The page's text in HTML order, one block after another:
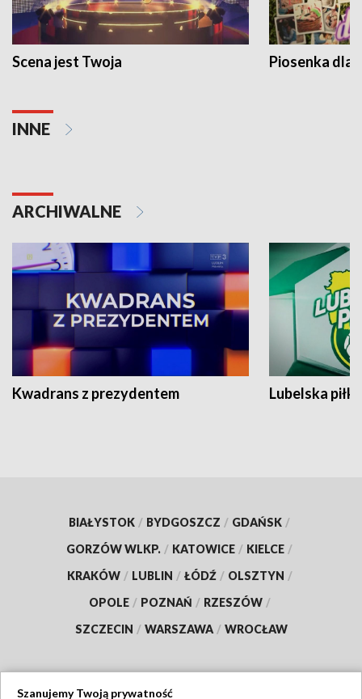
Scena jest Twoja Piosenka dla
INNE
ARCHIWALNE
Kwadrans z prezydentem Lubelska piłka
BIAŁYSTOK / BYDGOSZCZ / GDAŃSK /
GORZÓW WLKP. / KATOWICE / KIELCE /
KRAKÓW / LUBLIN / ŁÓDŹ / OLSZTYN /
OPOLE / POZNAŃ / RZESZÓW /
SZCZECIN / WARSZAWA / WROCŁAW
Szanujemy Twoją prywatność